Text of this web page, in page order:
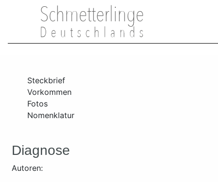
Steckbrief
Vorkommen
Fotos
Nomenklatur
Diagnose
Autoren: